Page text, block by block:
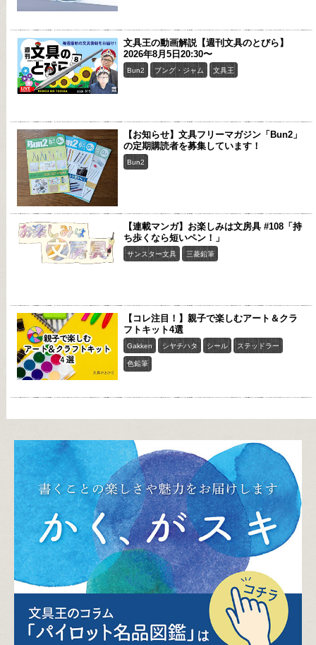
文具王の動画解説【週刊文具のとびら】
2026年8月5日20:30〜
Bun2 ブング・ジャム 文具王
【お知らせ】文具フリーマガジン「Bun2」
の定期購読者を募集しています！
Bun2
【連載マンガ】お楽しみは文房具 #108「持
ち歩くなら短いペン！」
サンスター文具 三菱鉛筆
【コレ注目！】親子で楽しむアート＆クラ
フトキット4選
Gakken シヤチハタ シール ステッドラー
色鉛筆